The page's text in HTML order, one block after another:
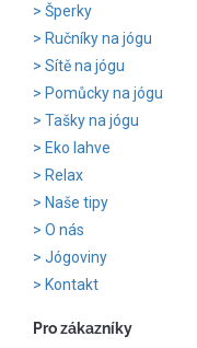
Šperky
Ručníky na jógu
Sítě na jógu
Pomůcky na jógu
Tašky na jógu
Eko lahve
Relax
Naše tipy
O nás
Jógoviny
Kontakt
Pro zákazníky